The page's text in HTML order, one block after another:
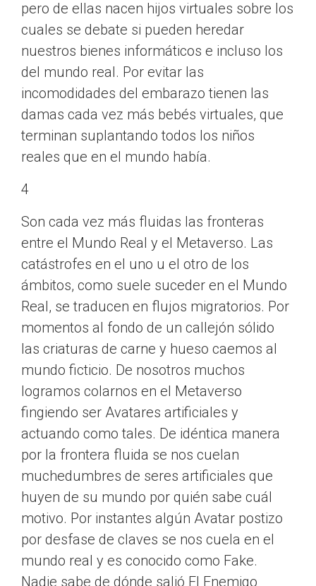
pero de ellas nacen hijos virtuales sobre los
cuales se debate si pueden heredar
nuestros bienes informáticos e incluso los
del mundo real. Por evitar las
incomodidades del embarazo tienen las
damas cada vez más bebés virtuales, que
terminan suplantando todos los niños
reales que en el mundo había.
4
Son cada vez más fluidas las fronteras
entre el Mundo Real y el Metaverso. Las
catástrofes en el uno u el otro de los
ámbitos, como suele suceder en el Mundo
Real, se traducen en flujos migratorios. Por
momentos al fondo de un callejón sólido
las criaturas de carne y hueso caemos al
mundo ficticio. De nosotros muchos
logramos colarnos en el Metaverso
fingiendo ser Avatares artificiales y
actuando como tales. De idéntica manera
por la frontera fluida se nos cuelan
muchedumbres de seres artificiales que
huyen de su mundo por quién sabe cuál
motivo. Por instantes algún Avatar postizo
por desfase de claves se nos cuela en el
mundo real y es conocido como Fake.
Nadie sabe de dónde salió El Enemigo